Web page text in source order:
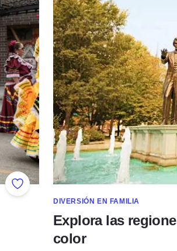
Añadir a favoritos
DIVERSIÓN EN FAMILIA
Explora las
color